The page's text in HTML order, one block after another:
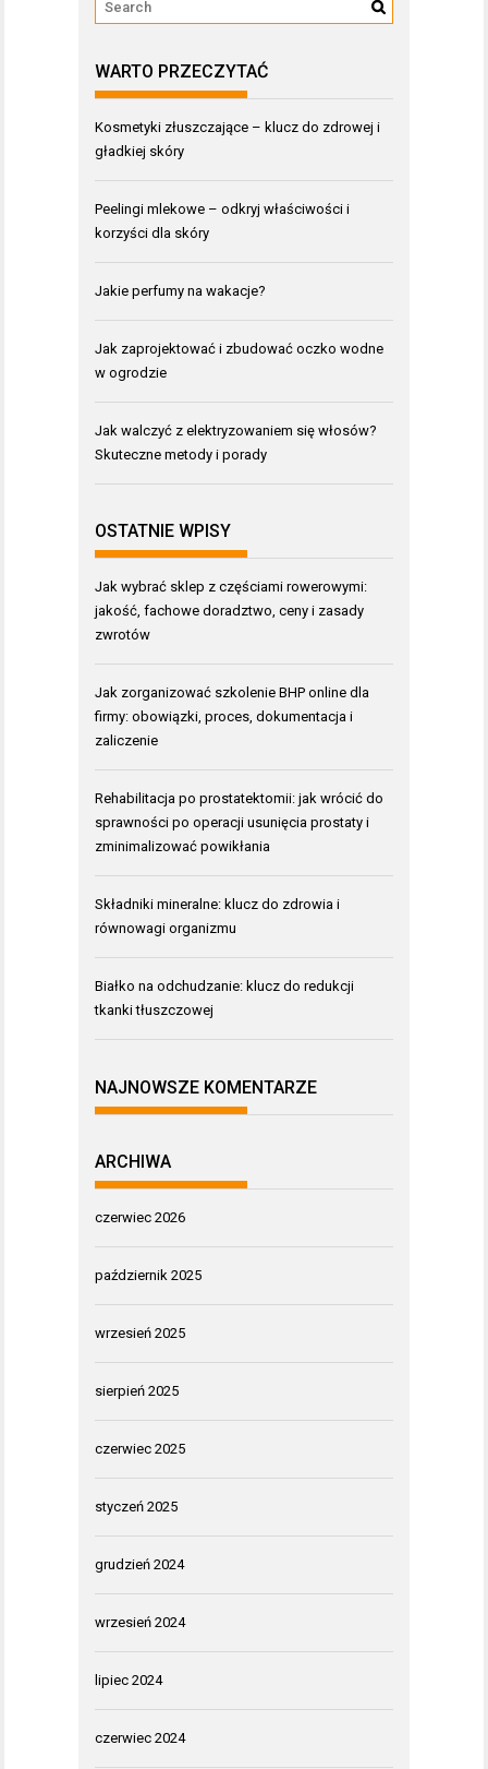
WARTO PRZECZYTAĆ
Kosmetyki złuszczające – klucz do zdrowej i
gładkiej skóry
Peelingi mlekowe – odkryj właściwości i
korzyści dla skóry
Jakie perfumy na wakacje?
Jak zaprojektować i zbudować oczko wodne
w ogrodzie
Jak walczyć z elektryzowaniem się włosów?
Skuteczne metody i porady
OSTATNIE WPISY
Jak wybrać sklep z częściami rowerowymi:
jakość, fachowe doradztwo, ceny i zasady
zwrotów
Jak zorganizować szkolenie BHP online dla
firmy: obowiązki, proces, dokumentacja i
zaliczenie
Rehabilitacja po prostatektomii: jak wrócić do
sprawności po operacji usunięcia prostaty i
zminimalizować powikłania
Składniki mineralne: klucz do zdrowia i
równowagi organizmu
Białko na odchudzanie: klucz do redukcji
tkanki tłuszczowej
NAJNOWSZE KOMENTARZE
ARCHIWA
czerwiec 2026
październik 2025
wrzesień 2025
sierpień 2025
czerwiec 2025
styczeń 2025
grudzień 2024
wrzesień 2024
lipiec 2024
czerwiec 2024